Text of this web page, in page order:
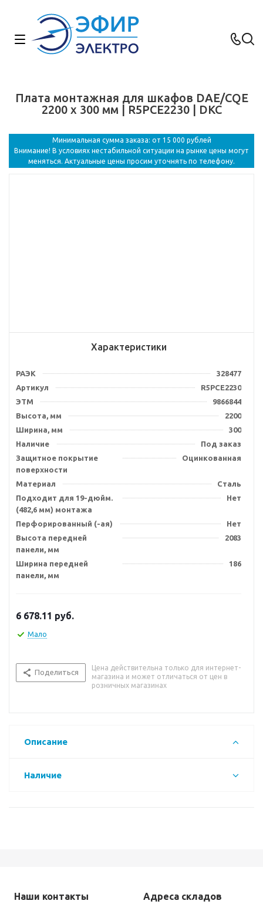
Плата монтажная для шкафов DAE/CQE
2200 x 300 мм | R5PCE2230 | DKC
Минимальная сумма заказа: от 15 000 рублей
Внимание! В условиях нестабильной ситуации на рынке цены могут
меняться. Актуальные цены просим уточнять по телефону.
Характеристики
РАЭК
328477
Артикул
R5PCE2230
ЭТМ
9866844
Высота, мм
2200
Ширина, мм
300
Наличие
Под заказ
Защитное покрытие
поверхности
Оцинкованная
Материал
Сталь
Подходит для 19-дюйм.
(482,6 мм) монтажа
Нет
Перфорированный (-ая)
Нет
Высота передней
панели, мм
2083
Ширина передней
панели, мм
186
6 678.11 руб.
Мало
Поделиться
Цена действительна только для интернет-
магазина и может отличаться от цен в
розничных магазинах
Описание
Наличие
Наши контакты Адреса складов